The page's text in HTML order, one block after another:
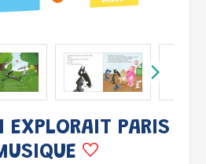
EXPLORAIT PARIS